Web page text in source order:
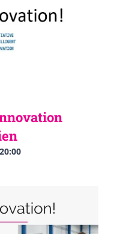
20:00